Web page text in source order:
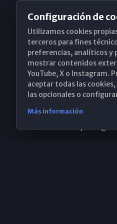
Obispado
Santa María,
(+34) 952
Configuración de
Utilizamos cookies
terceros para fines
preferencias, analíticos y
mostrar contenidos
YouTube, X o Instagram.
aceptar todas las
las opcionales o
Más información